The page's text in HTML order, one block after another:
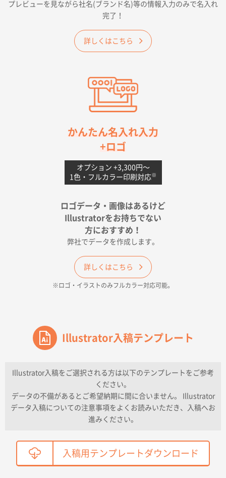
大阪府E社様
ワンポイントポリ袋 A4サイズ
2026年04月25日 17:53
納期が早そうだった
ワンポイントポリ袋 A4サイズ(黒)
2026年04月20日 14:28
お値打ちだったので
茨城県G社様
300枚
値段と注文のしやすさ
ポリ袋 手穴A4サイズ
5000枚
2026年04月17日 09:28
印刷色が豊富であったため
ECO OPPワンポイントポリ袋 A4サイズ（透明）
2026年04月16日 14:31
東京都のお客様
ワンポイントポリ袋 A4サイズ1000枚
2026年04月16日 11:41
ワンポイントポリ袋 A4サイズ300枚
2026年04月01日 16:32
こちらの需要にあったので
鳥取県T社様
【オーダー商品】特別ご注文ページ04
2150枚
プレビューを見ながら社名(ブランド名)等の情報入力のみで名入れ
完了！
詳しくはこちら
かんたん名入れ入力
+ロゴ
オプション +3,300円〜
1色・フルカラー印刷対応※
ロゴデータ・画像はあるけど
Illustratorをお持ちでない
方におすすめ！
弊社でデータを作成します。
詳しくはこちら
※ロゴ・イラストのみフルカラー対応可能。
Illustrator入稿テンプレート
Illustrator入稿をご選択される方は以下のテンプレートをご参考
ください。
データの不備があるとご希望納期に間に合いません。 Illustrator
データ入稿についての注意事項をよくお読みいただき、入稿へお
進みください。
入稿用テンプレートダウンロード